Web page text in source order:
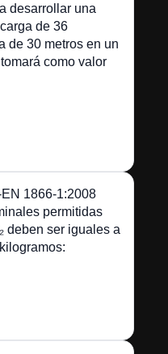
desarrollar una
de 36
de 30 metros en un
como valor
1866-1:2008
permitidas
deben ser iguales a